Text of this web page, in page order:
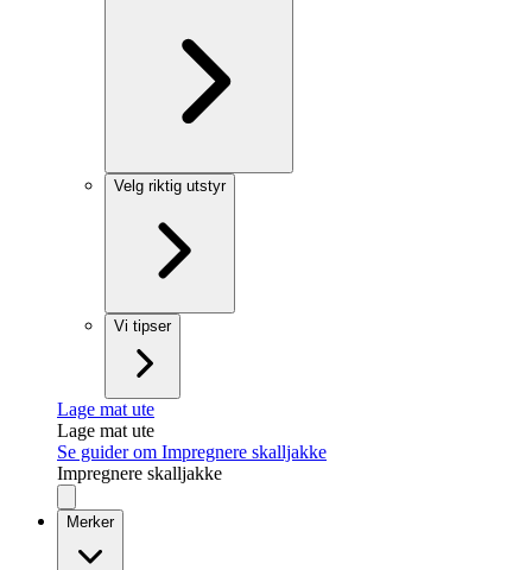
Velg riktig utstyr
Vi tipser
Lage mat ute
Lage mat ute
Se guider om Impregnere skalljakke
Impregnere skalljakke
Merker